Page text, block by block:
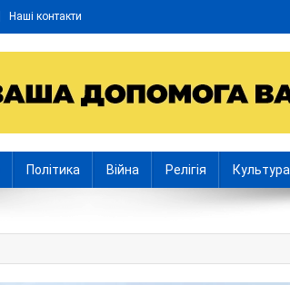
Наші контакти
Політика Війна Релігія Культура